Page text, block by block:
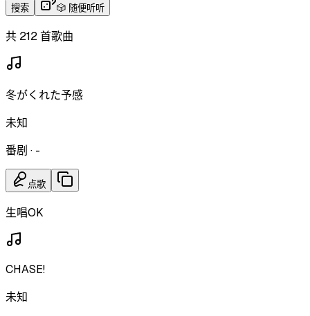
搜索 🎲 随便听听
共 212 首歌曲
冬がくれた予感
未知
番剧 · -
点歌
生唱OK
CHASE!
未知